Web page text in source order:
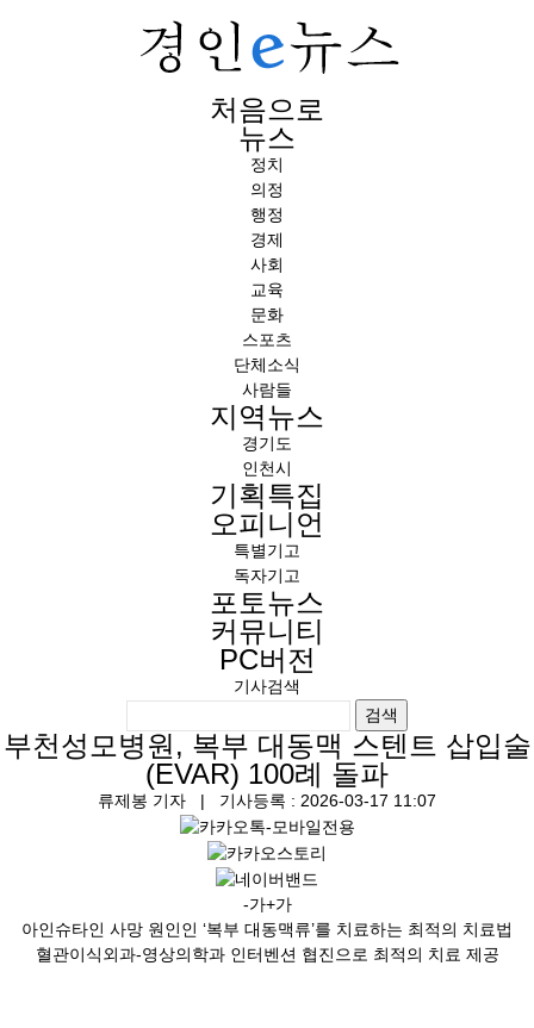
처음으로
뉴스
정치
의정
행정
경제
사회
교육
문화
스포츠
단체소식
사람들
지역뉴스
경기도
인천시
기획특집
오피니언
특별기고
독자기고
포토뉴스
커뮤니티
PC버전
기사검색
검색
부천성모병원, 복부 대동맥 스텐트 삽입술
(EVAR) 100례 돌파
류제봉 기자 | 기사등록 : 2026-03-17 11:07
-가+가
아인슈타인 사망 원인인 ‘복부 대동맥류’를 치료하는 최적의 치료법
혈관이식외과-영상의학과 인터벤션 협진으로 최적의 치료 제공